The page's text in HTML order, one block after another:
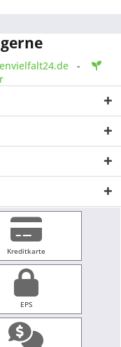
-
Kreditkarte
EPS